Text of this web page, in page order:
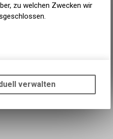
zu welchen Zwecken wir
Online-Angebots, wie die
Sie, dass die
verwalten